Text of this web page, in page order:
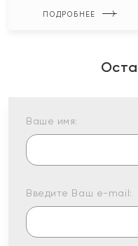
ПОДРОБНЕЕ
Ваше имя:
Введите Ваш e-mail: